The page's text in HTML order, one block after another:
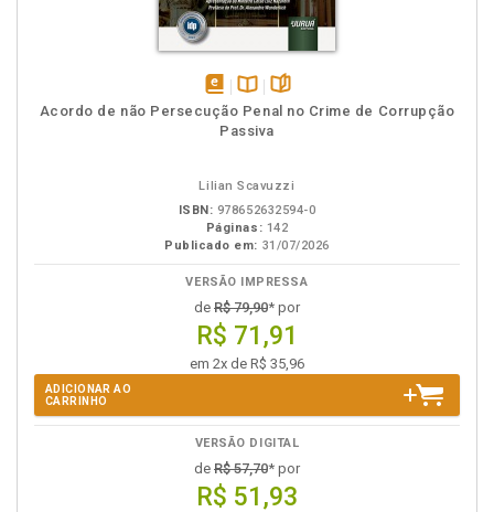
disponível
em
Disponível
na
páginas
Acordo de não Persecução Penal no Crime de Corrupção
Passiva
Lilian Scavuzzi
ISBN: 978652632594-0
Páginas: 142
Publicado em: 31/07/2026
VERSÃO IMPRESSA
de R$ 79,90* por
R$ 71,91
em 2x de R$ 35,96
ADICIONAR AO
CARRINHO
VERSÃO DIGITAL
de R$ 57,70* por
R$ 51,93